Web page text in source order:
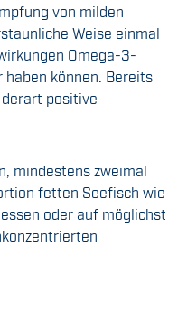
von milden
Weise einmal
Omega-3-
können. Bereits
positive
mindestens zweimal
fetten Seefisch wie
oder auf möglichst